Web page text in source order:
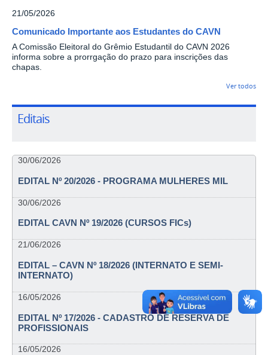
21/05/2026
Comunicado Importante aos Estudantes do CAVN
A Comissão Eleitoral do Grêmio Estudantil do CAVN 2026
informa sobre a prorrgação do prazo para inscrições das
chapas.
Ver todos
Editais
30/06/2026
EDITAL Nº 20/2026 - PROGRAMA MULHERES MIL
30/06/2026
EDITAL CAVN Nº 19/2026 (CURSOS FICs)
21/06/2026
EDITAL – CAVN Nº 18/2026 (INTERNATO E SEMI-
INTERNATO)
16/05/2026
EDITAL Nº 17/2026 - CADASTRO DE RESERVA DE
PROFISSIONAIS
16/05/2026